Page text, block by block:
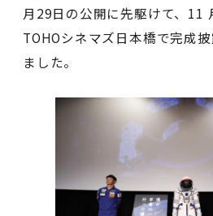
月29日の公開に先駆けて、11
TOHOシネマズ日本橋で完成
ました。